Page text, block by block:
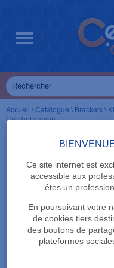
Ce site internet est
accessible aux
êtes un
En poursuivant votre
de cookies tiers
des boutons de
plateformes
Accueil \ Catalogue \ Brackets \
Crochet canine